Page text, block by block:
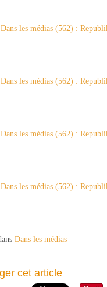
Dans les médias
cet article